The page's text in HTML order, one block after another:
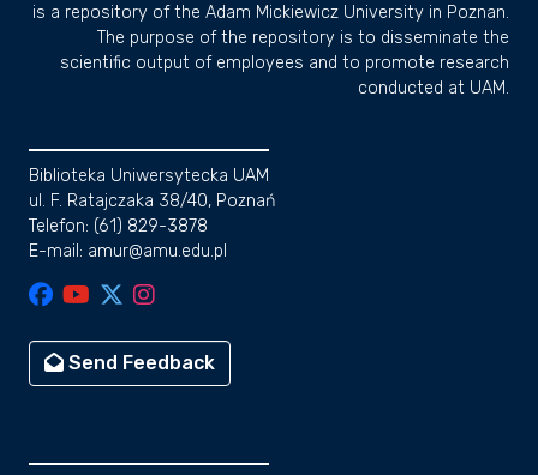
is a repository of the Adam Mickiewicz University in Poznan.
The purpose of the repository is to disseminate the
scientific output of employees and to promote research
conducted at UAM.
Biblioteka Uniwersytecka UAM
ul. F. Ratajczaka 38/40, Poznań
Telefon: (61) 829-3878
E-mail: amur@amu.edu.pl
Send Feedback